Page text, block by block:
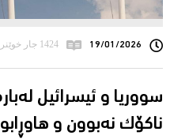
19/01/2026 1424 جار خوێنراوەتەوە
سووریا و ئیسرائیل
ناكۆك نەبوون و